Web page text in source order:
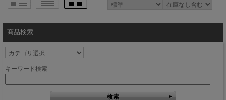
商品検索
キーワード検索